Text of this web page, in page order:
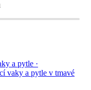
a pytle ·
vaky a pytle v tmavé